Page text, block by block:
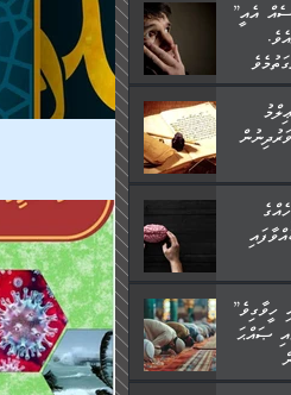
”ފަހަރެއްގައި ދިމާވާ އިޙްސާސެއް އެއީ
”މީހުން ފެނުމުން އަޅުކަމުގައި ހީވާގިވެ
ޞައްޙަ